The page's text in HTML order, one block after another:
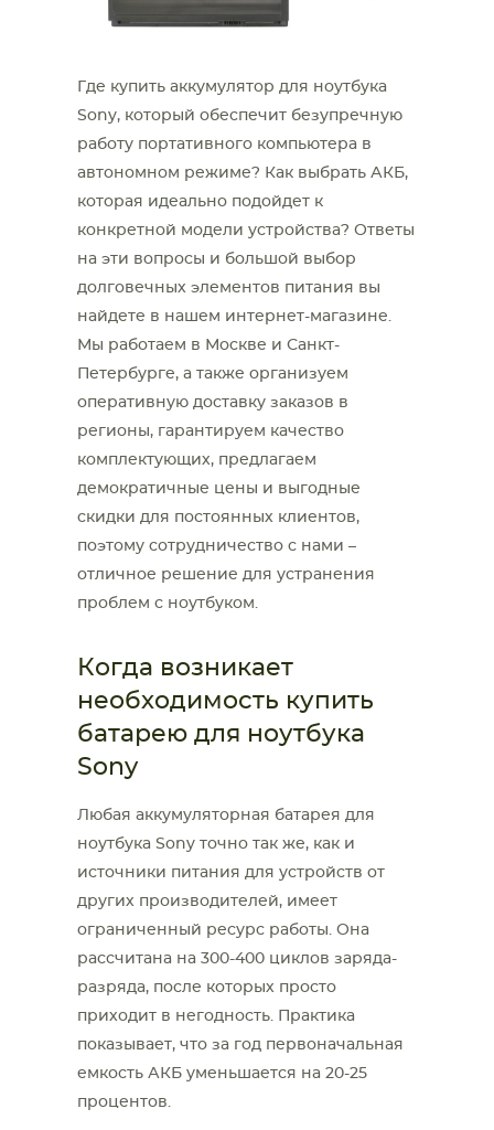
Где купить аккумулятор для ноутбука
Sony, который обеспечит безупречную
работу портативного компьютера в
автономном режиме? Как выбрать АКБ,
которая идеально подойдет к
конкретной модели устройства? Ответы
на эти вопросы и большой выбор
долговечных элементов питания вы
найдете в нашем интернет-магазине.
Мы работаем в Москве и Санкт-
Петербурге, а также организуем
оперативную доставку заказов в
регионы, гарантируем качество
комплектующих, предлагаем
демократичные цены и выгодные
скидки для постоянных клиентов,
поэтому сотрудничество с нами –
отличное решение для устранения
проблем с ноутбуком.
Когда возникает
необходимость купить
батарею для ноутбука
Sony
Любая аккумуляторная батарея для
ноутбука Sony точно так же, как и
источники питания для устройств от
других производителей, имеет
ограниченный ресурс работы. Она
рассчитана на 300-400 циклов заряда-
разряда, после которых просто
приходит в негодность. Практика
показывает, что за год первоначальная
емкость АКБ уменьшается на 20-25
процентов.